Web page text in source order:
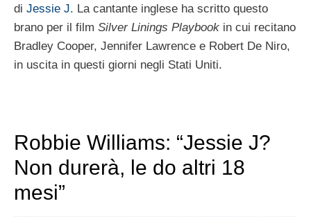
di Jessie J. La cantante inglese ha scritto questo
brano per il film Silver Linings Playbook in cui recitano
Bradley Cooper, Jennifer Lawrence e Robert De Niro,
in uscita in questi giorni negli Stati Uniti.
Robbie Williams: “Jessie J?
Non durerà, le do altri 18
mesi”